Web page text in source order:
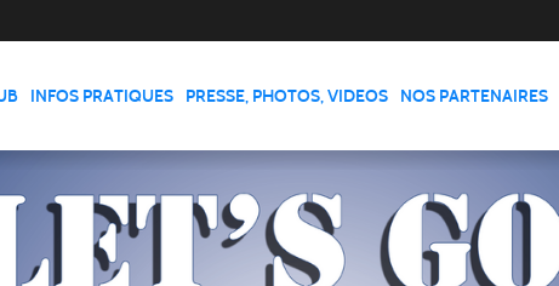
INFOS PRATIQUES PRESSE, PHOTOS, VIDEOS NOS PARTENAIRES